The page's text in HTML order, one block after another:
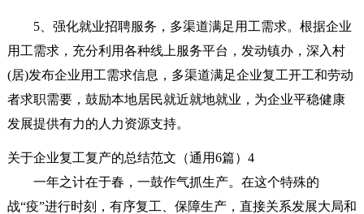
5、强化就业招聘服务，多渠道满足用工需求。根据企业
用工需求，充分利用各种线上服务平台，发动镇办，深入村
(居)发布企业用工需求信息，多渠道满足企业复工开工和劳动
者求职需要，鼓励本地居民就近就地就业，为企业平稳健康
发展提供有力的人力资源支持。
关于企业复工复产的总结范文（通用6篇）4
一年之计在于春，一鼓作气抓生产。在这个特殊的
战“疫”进行时刻，有序复工、保障生产，直接关系发展大局和